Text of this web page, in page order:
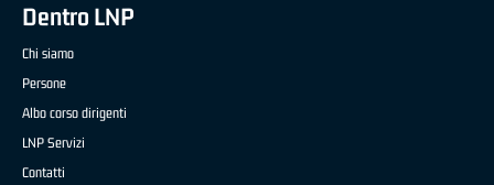
Dentro LNP
Chi siamo
Persone
Albo corso dirigenti
LNP Servizi
Contatti